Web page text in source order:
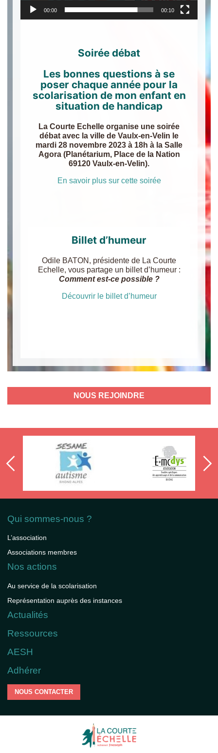
00:00 00:10
Soirée débat
Les bonnes questions à se
poser chaque année pour la
scolarisation de mon enfant en
situation de handicap
La Courte Echelle organise une soirée
débat avec la ville de Vaulx-en-Velin le
mardi 28 novembre 2023 à 18h à la Salle
Agora (Planétarium, Place de la Nation
69120 Vaulx-en-Velin).
En savoir plus sur cette soirée
Billet d’humeur
Odile BATON, présidente de La Courte
Echelle, vous partage un billet d’humeur :
Comment est-ce possible ?
Découvrir le billet d’humeur
NOUS REJOINDRE
Qui sommes-nous ?
L’association
Associations membres
Nos actions
Au service de la scolarisation
Représentation auprès des instances
Actualités
Ressources
AESH
Adhérer
NOUS CONTACTER